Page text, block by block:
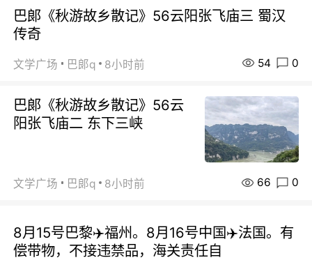
巴郞《秋游故乡散记》56云阳张飞庙三 蜀汉
传奇
文学广场 巴郞q 8小时前 54 0
巴郞《秋游故乡散记》56云
阳张飞庙二 东下三峡
文学广场 巴郞q 8小时前 66 0
8月15号巴黎✈️福州。8月16号中国✈️法国。有
偿带物，不接违禁品，海关责任自